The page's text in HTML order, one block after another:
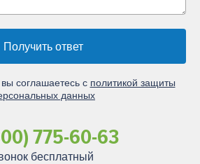
Получить ответ
соглашаетесь с политикой защиты
данных
775-60-63
бесплатный